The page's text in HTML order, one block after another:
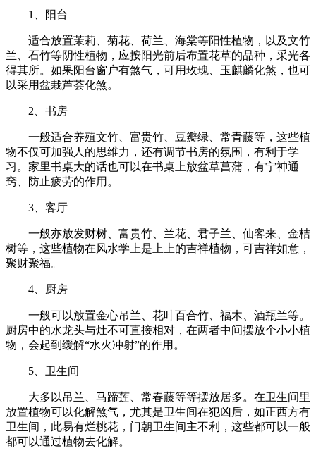
1、阳台
适合放置茉莉、菊花、荷兰、海棠等阳性植物，以及文竹
兰、石竹等阴性植物，应按阳光前后布置花草的品种，采光各
得其所。如果阳台窗户有煞气，可用玫瑰、玉麒麟化煞，也可
以采用盆栽芦荟化煞。
2、书房
一般适合养殖文竹、富贵竹、豆瓣绿、常青藤等，这些植
物不仅可加强人的思维力，还有调节书房的氛围，有利于学
习。家里书桌大的话也可以在书桌上放盆草菖蒲，有宁神通
窍、防止疲劳的作用。
3、客厅
一般亦放发财树、富贵竹、兰花、君子兰、仙客来、金桔
树等，这些植物在风水学上是上上的吉祥植物，可吉祥如意，
聚财聚福。
4、厨房
一般可以放置金心吊兰、花叶百合竹、福木、酒瓶兰等。
厨房中的水龙头与灶不可直接相对，在两者中间摆放个小小植
物，会起到缓解“水火冲射”的作用。
5、卫生间
大多以吊兰、马蹄莲、常春藤等等摆放居多。在卫生间里
放置植物可以化解煞气，尤其是卫生间在犯凶后，如正西方有
卫生间，此易有烂桃花，门朝卫生间主不利，这些都可以一般
都可以通过植物去化解。